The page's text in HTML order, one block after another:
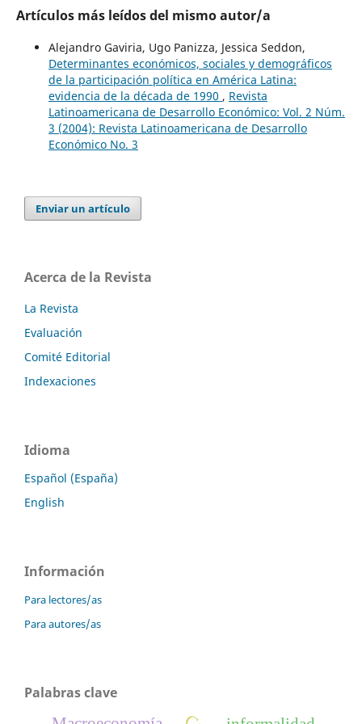
Artículos más leídos del mismo autor/a
Alejandro Gaviria, Ugo Panizza, Jessica Seddon,
Determinantes económicos, sociales y demográficos
de la participación política en América Latina:
evidencia de la década de 1990 , Revista
Latinoamericana de Desarrollo Económico: Vol. 2 Núm.
3 (2004): Revista Latinoamericana de Desarrollo
Económico No. 3
Enviar un artículo
Acerca de la Revista
La Revista
Evaluación
Comité Editorial
Indexaciones
Idioma
Español (España)
English
Información
Para lectores/as
Para autores/as
Palabras clave